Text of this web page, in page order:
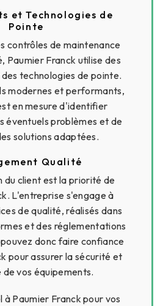
et Technologies de
Pointe
contrôles de maintenance
Paumier Franck utilise des
technologies de pointe.
modernes et performants,
en mesure d'identifier
éventuels problèmes et de
solutions adaptées.
Qualité
du client est la priorité de
L'entreprise s'engage à
de qualité, réalisés dans
et des réglementations
donc faire confiance
pour assurer la sécurité et
vos équipements.
à Paumier Franck pour vos